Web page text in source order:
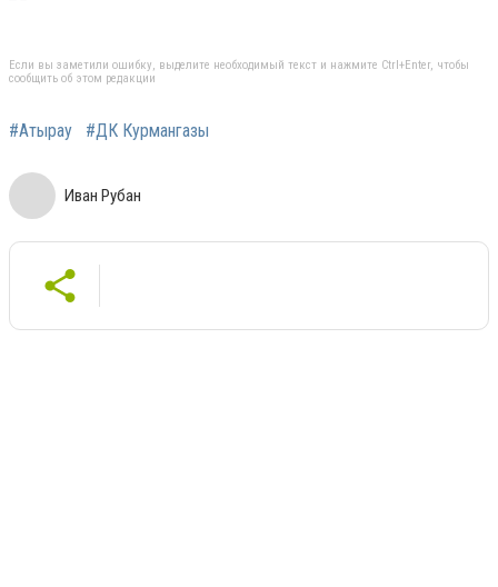
Если вы заметили ошибку, выделите необходимый текст и нажмите Ctrl+Enter, чтобы
сообщить об этом редакции
#Атырау #ДК Курмангазы
Иван Рубан